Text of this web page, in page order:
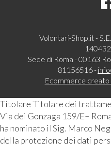
Volontari-Shop.it -
Sede di Roma - 00163
81156516 -
Ecommerce creato
Titolare Titolare dei
Via dei Gonzaga 159/E–
ha nominato il Sig. Marco
della protezione dei dati